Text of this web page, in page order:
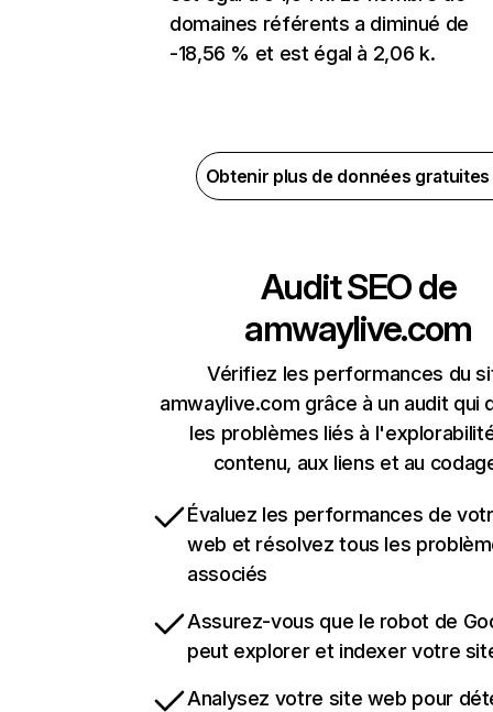
domaines référents a diminué de
-18,56 % et est égal à 2,06 k.
Obtenir plus de données
Audit SEO de
amwaylive.com
Vérifiez les performances du
amwaylive.com grâce à un audit qui
les problèmes liés à
contenu, aux liens et au
Évaluez les performances de
web et résolvez tous les
associés
Assurez-vous que le robot de
peut explorer et indexer votre
Analysez votre site web pour